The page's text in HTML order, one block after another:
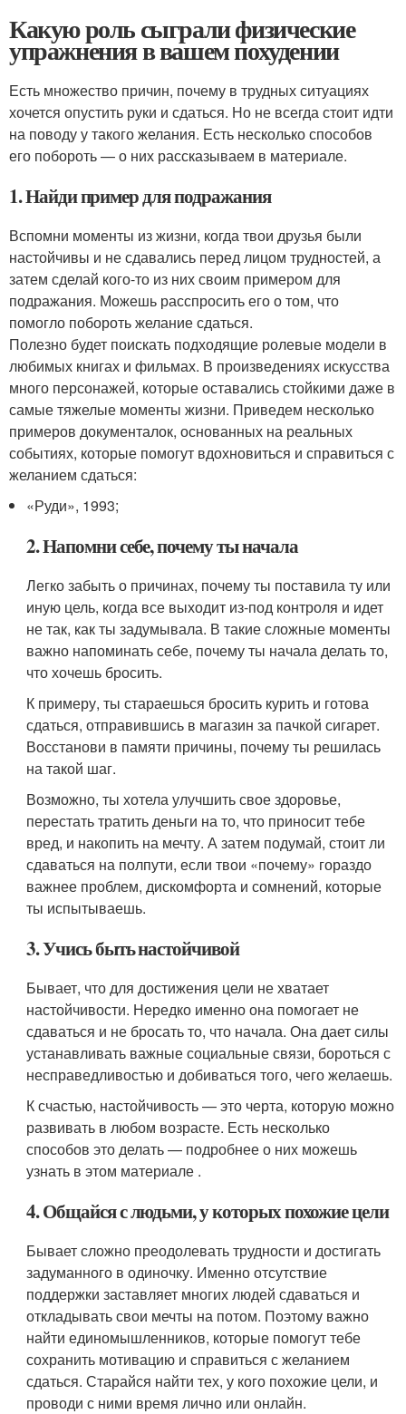
Какую роль сыграли физические
упражнения в вашем похудении
Есть множество причин, почему в трудных ситуациях
хочется опустить руки и сдаться. Но не всегда стоит идти
на поводу у такого желания. Есть несколько способов
его побороть — о них рассказываем в материале.
1. Найди пример для подражания
Вспомни моменты из жизни, когда твои друзья были
настойчивы и не сдавались перед лицом трудностей, а
затем сделай кого-то из них своим примером для
подражания. Можешь расспросить его о том, что
помогло побороть желание сдаться.
Полезно будет поискать подходящие ролевые модели в
любимых книгах и фильмах. В произведениях искусства
много персонажей, которые оставались стойкими даже в
самые тяжелые моменты жизни. Приведем несколько
примеров документалок, основанных на реальных
событиях, которые помогут вдохновиться и справиться с
желанием сдаться:
«Руди», 1993;
2. Напомни себе, почему ты начала
Легко забыть о причинах, почему ты поставила ту или
иную цель, когда все выходит из-под контроля и идет
не так, как ты задумывала. В такие сложные моменты
важно напоминать себе, почему ты начала делать то,
что хочешь бросить.
К примеру, ты стараешься бросить курить и готова
сдаться, отправившись в магазин за пачкой сигарет.
Восстанови в памяти причины, почему ты решилась
на такой шаг.
Возможно, ты хотела улучшить свое здоровье,
перестать тратить деньги на то, что приносит тебе
вред, и накопить на мечту. А затем подумай, стоит ли
сдаваться на полпути, если твои «почему» гораздо
важнее проблем, дискомфорта и сомнений, которые
ты испытываешь.
3. Учись быть настойчивой
Бывает, что для достижения цели не хватает
настойчивости. Нередко именно она помогает не
сдаваться и не бросать то, что начала. Она дает силы
устанавливать важные социальные связи, бороться с
несправедливостью и добиваться того, чего желаешь.
К счастью, настойчивость — это черта, которую можно
развивать в любом возрасте. Есть несколько
способов это делать — подробнее о них можешь
узнать в этом материале .
4. Общайся с людьми, у которых похожие цели
Бывает сложно преодолевать трудности и достигать
задуманного в одиночку. Именно отсутствие
поддержки заставляет многих людей сдаваться и
откладывать свои мечты на потом. Поэтому важно
найти единомышленников, которые помогут тебе
сохранить мотивацию и справиться с желанием
сдаться. Старайся найти тех, у кого похожие цели, и
проводи с ними время лично или онлайн.